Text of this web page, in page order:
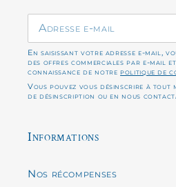
En saisissant votre adresse e-mail,
des offres commerciales par e-mail
connaissance de notrepolitique de
Vous pouvez vous désinscrire à tout
de désinscription ou en nous
Informations
Nos récompenses